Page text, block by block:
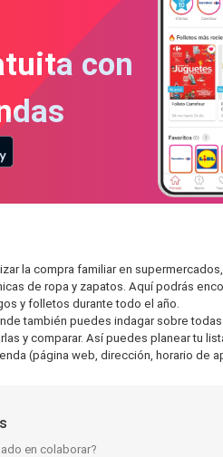
con
la compra familiar en
de ropa y zapatos. Aquí podrás
y folletos durante todo el año.
también puedes indagar sobre
y comparar. Así puedes planear tu
(página web, dirección, horario
en colaborar?